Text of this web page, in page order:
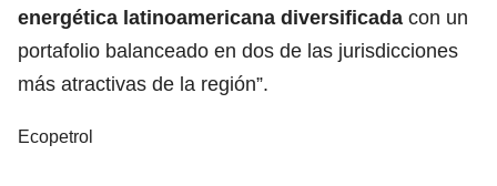
energética latinoamericana diversificada con un
portafolio balanceado en dos de las jurisdicciones
más atractivas de la región”.
Ecopetrol